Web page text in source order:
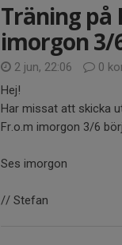
Träning
imorgon 3/
2 jun, 22:06
0
Hej!
Har missat att skicka
Fr.o.m imorgon 3/6
Ses imorgon
// Stefan